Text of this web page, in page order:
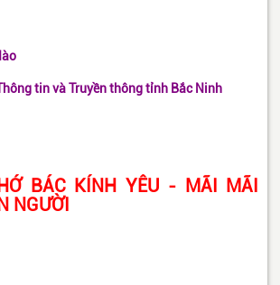
tin và Truyền thông tỉnh Bắc Ninh
BÁC KÍNH YÊU - MÃI MÃI
NGƯỜI